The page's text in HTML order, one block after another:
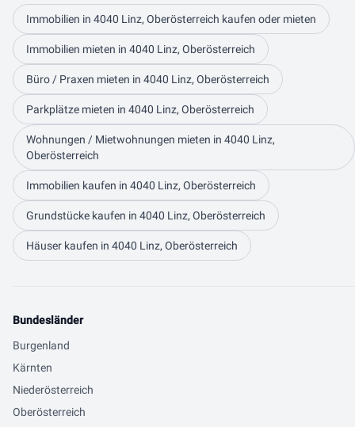
Immobilien in 4040 Linz, Oberösterreich kaufen oder mieten
Immobilien mieten in 4040 Linz, Oberösterreich
Büro / Praxen mieten in 4040 Linz, Oberösterreich
Parkplätze mieten in 4040 Linz, Oberösterreich
Wohnungen / Mietwohnungen mieten in 4040 Linz,
Oberösterreich
Immobilien kaufen in 4040 Linz, Oberösterreich
Grundstücke kaufen in 4040 Linz, Oberösterreich
Häuser kaufen in 4040 Linz, Oberösterreich
Bundesländer
Burgenland
Kärnten
Niederösterreich
Oberösterreich